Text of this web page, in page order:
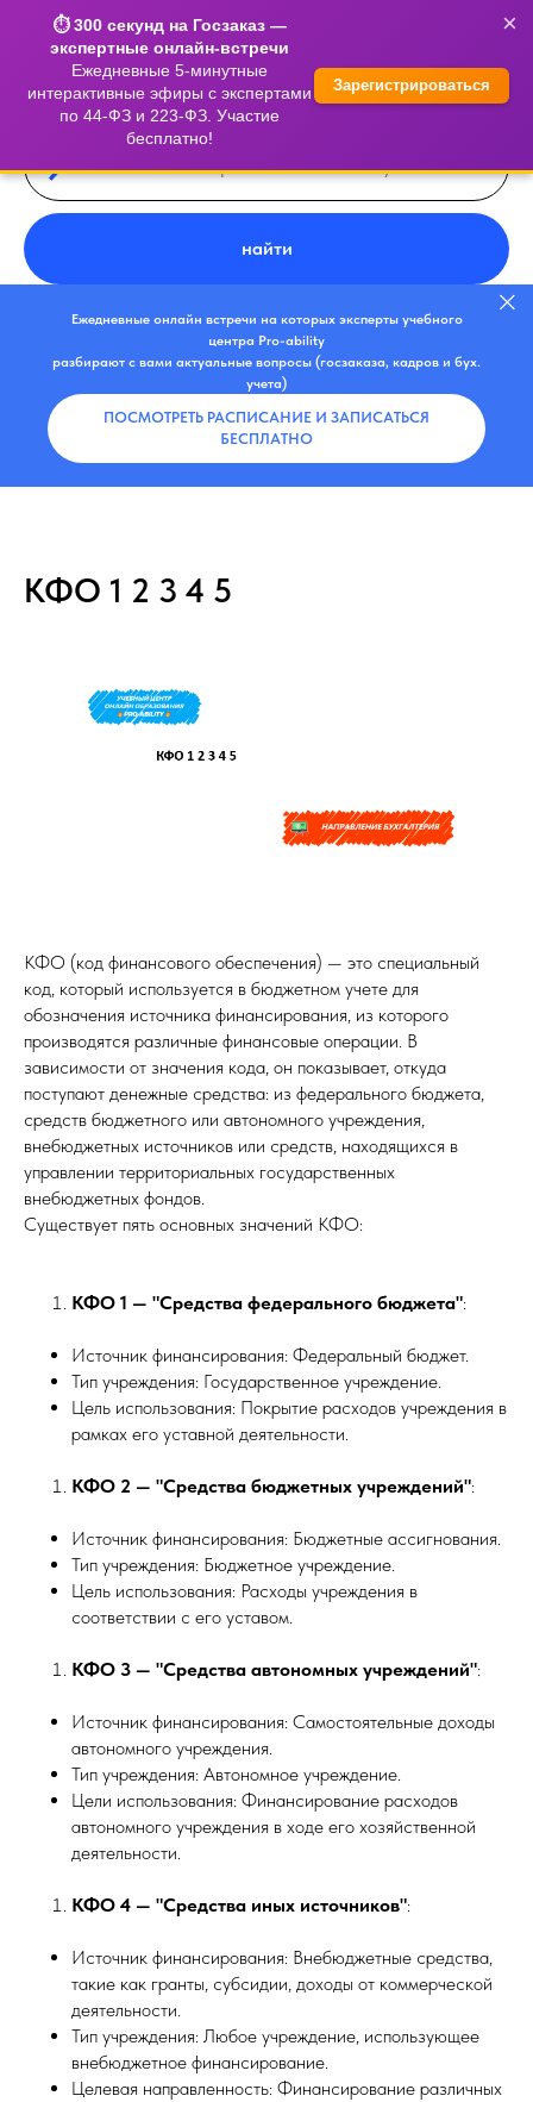
×
⏱️ 300 секунд на Госзаказ —
экспертные онлайн-встречи
Ежедневные 5-минутные
интерактивные эфиры с экспертами
по 44-ФЗ и 223-ФЗ. Участие
бесплатно!
Зарегистрироваться
найти
Ежедневные онлайн встречи на которых эксперты учебного
центра Pro-ability
разбирают с вами актуальные вопросы (госзаказа, кадров и бух.
учета)
ПОСМОТРЕТЬ РАСПИСАНИЕ И ЗАПИСАТЬСЯ
БЕСПЛАТНО
КФО 1 2 3 4 5
КФО (код финансового обеспечения) — это специальный
код, который используется в бюджетном учете для
обозначения источника финансирования, из которого
производятся различные финансовые операции. В
зависимости от значения кода, он показывает, откуда
поступают денежные средства: из федерального бюджета,
средств бюджетного или автономного учреждения,
внебюджетных источников или средств, находящихся в
управлении территориальных государственных
внебюджетных фондов.
Существует пять основных значений КФО:
КФО 1 — "Средства федерального бюджета":
Источник финансирования: Федеральный бюджет.
Тип учреждения: Государственное учреждение.
Цель использования: Покрытие расходов учреждения в
рамках его уставной деятельности.
КФО 2 — "Средства бюджетных учреждений":
Источник финансирования: Бюджетные ассигнования.
Тип учреждения: Бюджетное учреждение.
Цель использования: Расходы учреждения в
соответствии с его уставом.
КФО 3 — "Средства автономных учреждений":
Источник финансирования: Самостоятельные доходы
автономного учреждения.
Тип учреждения: Автономное учреждение.
Цели использования: Финансирование расходов
автономного учреждения в ходе его хозяйственной
деятельности.
КФО 4 — "Средства иных источников":
Источник финансирования: Внебюджетные средства,
такие как гранты, субсидии, доходы от коммерческой
деятельности.
Тип учреждения: Любое учреждение, использующее
внебюджетное финансирование.
Целевая направленность: Финансирование различных